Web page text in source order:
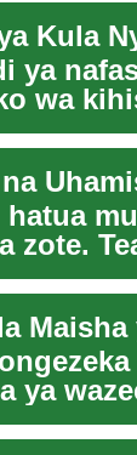
Kula
ya
wa
zote.
Maisha
ya